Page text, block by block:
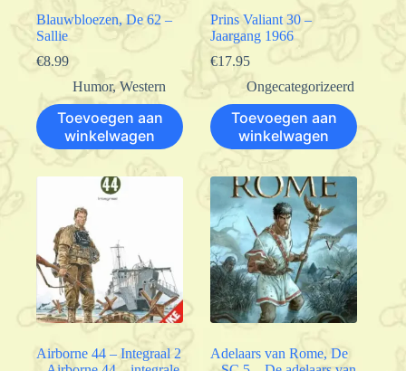
Blauwbloezen, De 62 –
Sallie
€8.99
Humor,Western
Toevoegen aan
winkelwagen
Prins Valiant 30 –
Jaargang 1966
€17.95
Ongecategorizeerd
Toevoegen aan
winkelwagen
Airborne 44 – Integraal 2
Adelaars van Rome, De